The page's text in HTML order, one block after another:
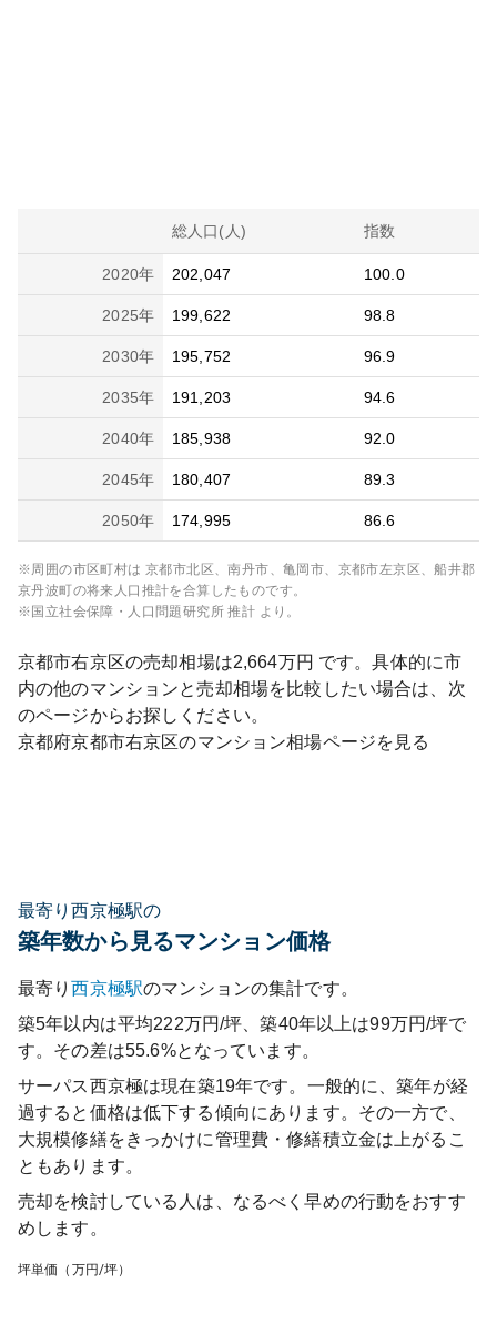
総人口(人) 指数
2020年 202,047 100.0
2025年 199,622 98.8
2030年 195,752 96.9
2035年 191,203 94.6
2040年 185,938 92.0
2045年 180,407 89.3
2050年 174,995 86.6
※周囲の市区町村は 京都市北区、南丹市、亀岡市、京都市左京区、船井郡
京丹波町の将来人口推計を合算したものです。
※国立社会保障・人口問題研究所 推計 より。
京都市右京区の売却相場は2,664万円 です。具体的に市
内の他のマンションと売却相場を比較したい場合は、次
のページからお探しください。
京都府京都市右京区のマンション相場ページを見る
最寄り西京極駅の
築年数から見るマンション価格
最寄り西京極駅のマンションの集計です。
築5年以内は平均222万円/坪、築40年以上は99万円/坪で
す。その差は55.6%となっています。
サーパス西京極は現在築19年です。一般的に、築年が経
過すると価格は低下する傾向にあります。その一方で、
大規模修繕をきっかけに管理費・修繕積立金は上がるこ
ともあります。
売却を検討している人は、なるべく早めの行動をおすす
めします。
坪単価（万円/坪）